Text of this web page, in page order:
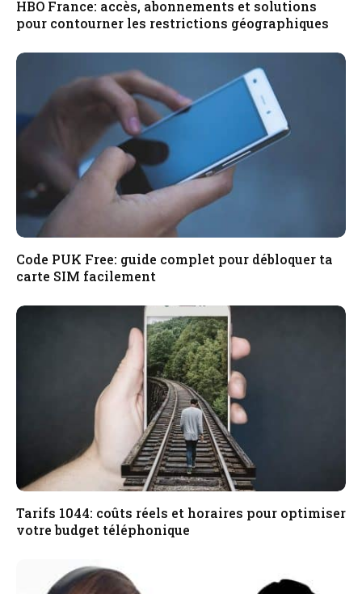
HBO France: accès, abonnements et solutions
pour contourner les restrictions géographiques
Code PUK Free: guide complet pour débloquer ta
carte SIM facilement
Tarifs 1044: coûts réels et horaires pour optimiser
votre budget téléphonique